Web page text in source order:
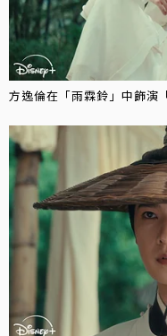
方逸倫在「雨霖鈴」中飾演